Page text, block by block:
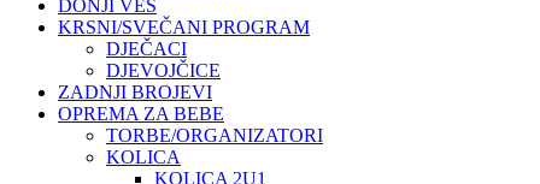
DONJI VEŠ
KRSNI/SVEČANI PROGRAM
DJEČACI
DJEVOJČICE
ZADNJI BROJEVI
OPREMA ZA BEBE
TORBE/ORGANIZATORI
KOLICA
KOLICA 2U1